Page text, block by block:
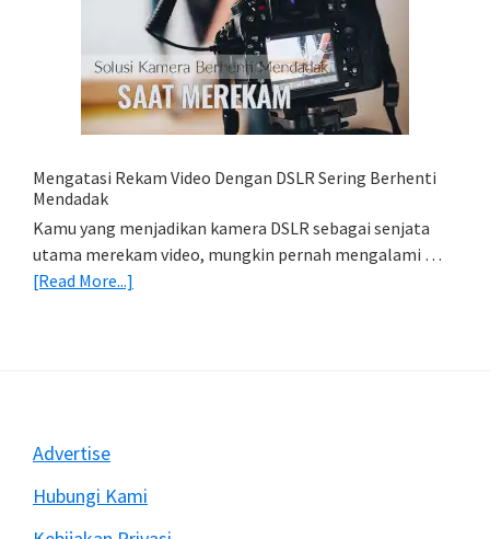
Simpan
Foto
Di
HP
(Export
Import
Mengatasi Rekam Video Dengan DSLR Sering Berhenti
Mendadak
Kamu yang menjadikan kamera DSLR sebagai senjata
utama merekam video, mungkin pernah mengalami …
[Read More...]
Mendadak
Footer
Advertise
Hubungi Kami